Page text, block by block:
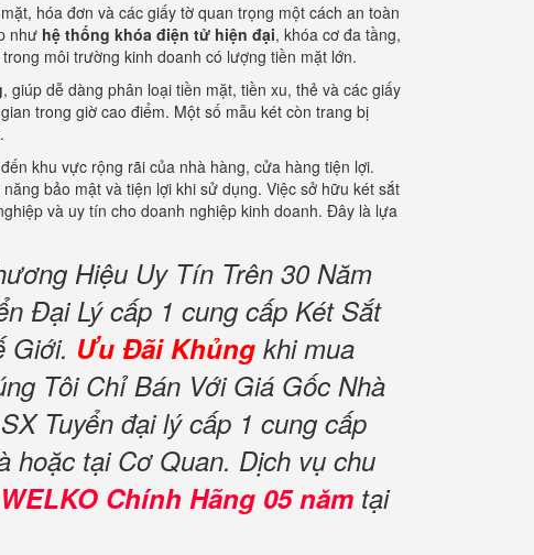
hóa đơn và các giấy tờ quan trọng một cách an toàn
như hệ thống khóa điện tử hiện đại, khóa cơ đa tầng,
môi trường kinh doanh có lượng tiền mặt lớn.
, giúp dễ dàng phân loại tiền mặt, tiền xu, thẻ và các giấy
trong giờ cao điểm. Một số mẫu két còn trang bị
khu vực rộng rãi của nhà hàng, cửa hàng tiện lợi.
bảo mật và tiện lợi khi sử dụng. Việc sở hữu két sắt
và uy tín cho doanh nghiệp kinh doanh. Đây là lựa
Hiệu Uy Tín Trên 30 Năm
Đại Lý cấp 1 cung cấp Két Sắt
Giới. Ưu Đãi Khủng khi mua
Tôi Chỉ Bán Với Giá Gốc Nhà
Tuyển đại lý cấp 1 cung cấp
hoặc tại Cơ Quan. Dịch vụ chu
Chính Hãng 05 năm tại